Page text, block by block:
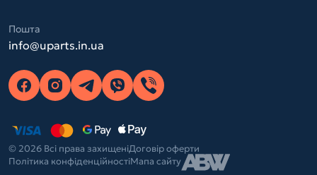
Пошта
info@uparts.in.ua
© 2026 Всі права захищеніДоговір оферти
Політика конфіденційностіМапа сайту